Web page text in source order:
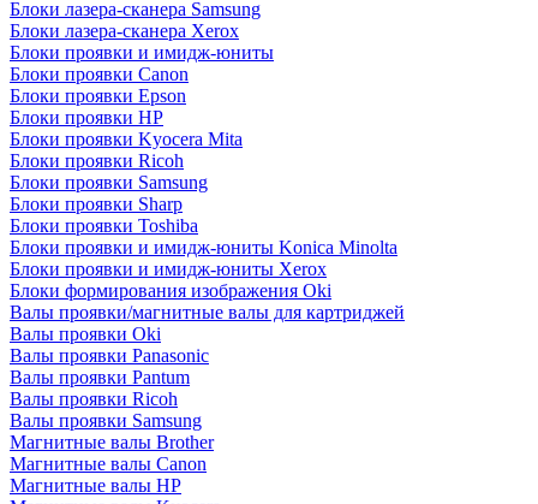
Блоки лазера-сканера Samsung
Блоки лазера-сканера Xerox
Блоки проявки и имидж-юниты
Блоки проявки Canon
Блоки проявки Epson
Блоки проявки HP
Блоки проявки Kyocera Mita
Блоки проявки Ricoh
Блоки проявки Samsung
Блоки проявки Sharp
Блоки проявки Toshiba
Блоки проявки и имидж-юниты Konica Minolta
Блоки проявки и имидж-юниты Xerox
Блоки формирования изображения Oki
Валы проявки/магнитные валы для картриджей
Валы проявки Oki
Валы проявки Panasonic
Валы проявки Pantum
Валы проявки Ricoh
Валы проявки Samsung
Магнитные валы Brother
Магнитные валы Canon
Магнитные валы HP